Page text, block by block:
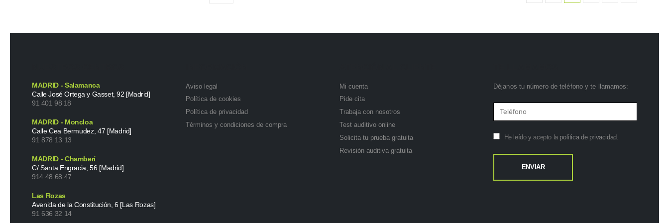
MADRID - Salamanca
Calle José Ortega y Gasset, 92 [Madrid]
91 401 98 18
MADRID - Moncloa
Calle Cea Bermudez, 47 [Madrid]
91 878 13 13
MADRID - Chamberí
C/ Santa Engracia, 56 [Madrid]
914 48 68 47
Las Rozas
Avenida de la Constitución, 6 [Las Rozas]
91 636 32 14
Aviso legal
Política de cookies
Política de privacidad
Términos y condiciones de compra
Mi cuenta
Pide cita
Trabaja con nosotros
Test auditivo online
Solicita tu prueba gratuita
Revisión auditiva gratuita
Déjanos tu número de teléfono y te llamamos:
He leído y acepto la política de privacidad